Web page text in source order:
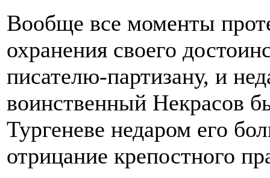
Вообще все моменты
охранения своего
писателю-партизану, и
воинственный Некрасов
Тургеневе недаром его
отрицание крепостного